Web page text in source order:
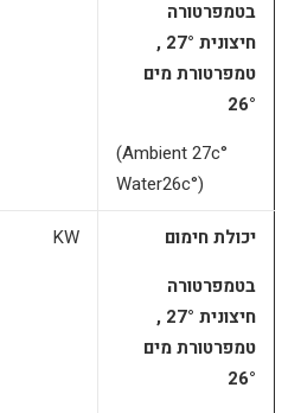
בטמפרטורה
חיצונית 27° ,
טמפרטורת מים
26°
(Ambient 27c°
Water26c°)
יכולת חימום
בטמפרטורה
חיצונית 27° ,
טמפרטורת מים
26°
KW